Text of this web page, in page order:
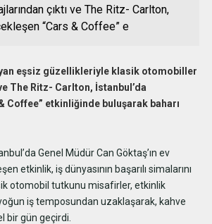
çıktı ve The Ritz- Carlton,
“Cars & Coffee” e
eşsiz güzellikleriyle klasik otomobiller
The Ritz- Carlton, İstanbul’da
Coffee” etkinliğinde buluşarak baharı
Genel Müdür Can Göktaş’ın ev
etkinlik, iş dünyasının başarılı simalarını
otomobil tutkunu misafirler, etkinlik
iş temposundan uzaklaşarak, kahve
bir gün geçirdi.